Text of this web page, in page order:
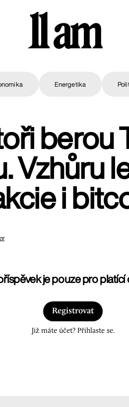
11 am
Energetika
berou
Vzhůru
i
je pouze pro
Registrovat
Již máte účet? Přihlaste se.